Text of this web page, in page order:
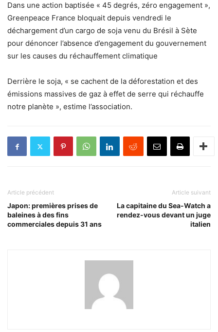
Dans une action baptisée « 45 degrés, zéro engagement »,
Greenpeace France bloquait depuis vendredi le
déchargement d’un cargo de soja venu du Brésil à Sète
pour dénoncer l’absence d’engagement du gouvernement
sur les causes du réchauffement climatique
Derrière le soja, « se cachent de la déforestation et des
émissions massives de gaz à effet de serre qui réchauffe
notre planète », estime l’association.
Article précédent
Japon: premières prises de
baleines à des fins
commerciales depuis 31 ans
Article suivant
La capitaine du Sea-Watch a
rendez-vous devant un juge
italien